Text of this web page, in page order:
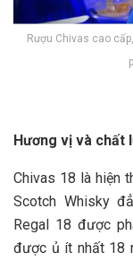
Rượu Chivas cao
Hương vị và chất
Chivas 18 là hiện
Scotch Whisky
Regal 18 được
được ủ ít nhất 18